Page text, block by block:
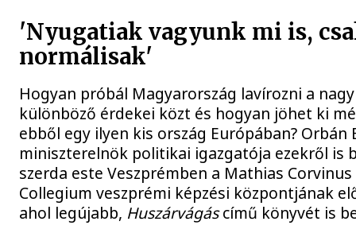
'Nyugatiak vagyunk mi is,
normálisak'
Hogyan próbál Magyarország lavírozni a
különböző érdekei közt és hogyan jöhet ki
ebből egy ilyen kis ország Európában? Orbán
miniszterelnök politikai igazgatója ezekről is
szerda este Veszprémben a Mathias Corvinus
Collegium veszprémi képzési központjának
ahol legújabb, Huszárvágáscímű könyvét is